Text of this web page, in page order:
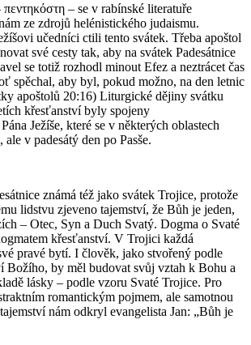
– se v rabínské literatuře
ze zdrojů helénistického judaismu.
učedníci ctili tento svátek. Třeba apoštol
své cesty tak, aby na svátek Padesátnice
se totiž rozhodl minout Efez a neztrácet čas
spěchal, aby byl, pokud možno, na den letnic
apoštolů 20:16) Liturgické dějiny svátku
křesťanství byly spojeny
Ježíše, které se v některých oblastech
v padesátý den po Pasše.
známá též jako svátek Trojice, protože
lidstvu zjeveno tajemství, že Bůh je jeden,
– Otec, Syn a Duch Svatý. Dogma o Svaté
křesťanství. V Trojici každá
pravé bytí. I člověk, jako stvořený podle
Božího, by měl budovat svůj vztah k Bohu a
lásky – podle vzoru Svaté Trojice. Pro
romantickým pojmem, ale samotnou
nám odkryl evangelista Jan: „Bůh je